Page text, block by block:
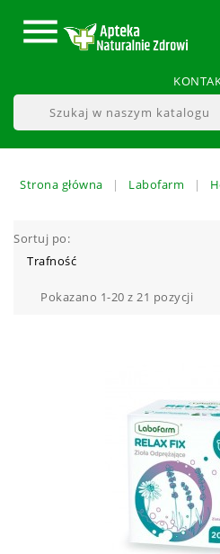

Strona główna Labofarm
Sortuj po:
Trafność
Pokazano 1-20 z 21 pozycji